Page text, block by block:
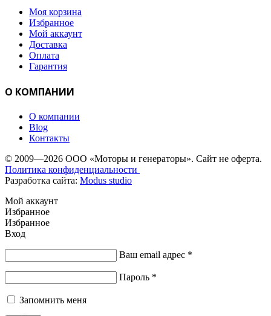
Моя корзина
Избранное
Мой аккаунт
Доставка
Оплата
Гарантия
О КОМПАНИИ
О компании
Blog
Контакты
© 2009—2026 ООО «Моторы и генераторы». Сайт не оферта.
Политика конфиденциальности
Разработка сайта: Modus studio
Мой аккаунт
Избранное
Избранное
Вход
Ваш email адрес *
Пароль *
Запомнить меня